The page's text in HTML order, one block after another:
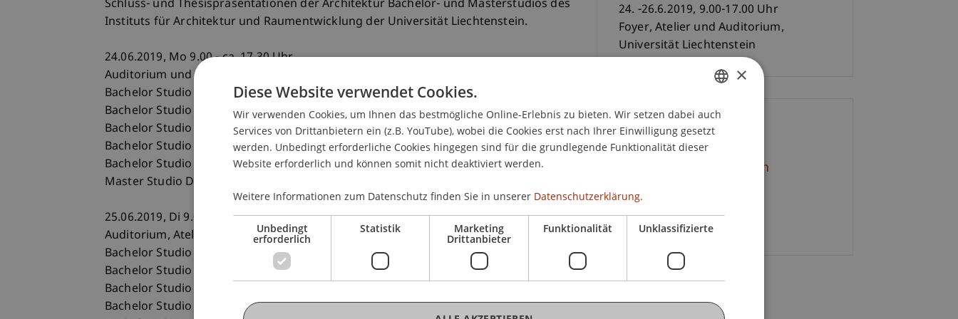
Schluss- und Thesispräsentationen der Architektur Bachelor- und Masterstudios des
Instituts für Architektur und Raumentwicklung der Universität Liechtenstein.
24.06.2019, Mo 9.00 - ca. 17.30 Uhr
Auditorium und Atelier, Universität Liechtenstein
Bachelor Studio Uli Mayer
Bachelor Studio Robert Mair
Bachelor Studio Erich Strolz
Bachelor Studio Julia Kick
Bachelor Studio Corinna Menn
Master Studio Dietrich Schwarz
25.06.2019, Di 9.00 - ca. 17.30 Uhr
Auditorium, Atelier und Foyer, Universität Liechtenstein
Bachelor Studio Thomas Keller
Bachelor Studio Robert Fabach
Bachelor Studio Urs Meister / Carmen Rist
Bachelor Studio Hugo Dworzak
24. -26.6.2019, 9.00-17.00 Uhr
Foyer, Atelier und Auditorium,
Universität Liechtenstein
Kontakt
MSc Arch
+43 650 990 48 85
E-Mail
GERMAN
ENGLISH
×
Diese Website verwendet Cookies.
Wir verwenden Cookies, um Ihnen das bestmögliche Online-Erlebnis zu bieten. Wir setzen dabei auch
Services von Drittanbietern ein (z.B. YouTube), wobei die Cookies erst nach Ihrer Einwilligung gesetzt
werden. Unbedingt erforderliche Cookies hingegen sind für die grundlegende Funktionalität dieser
Website erforderlich und können somit nicht deaktiviert werden.
Weitere Informationen zum Datenschutz finden Sie in unserer Datenschutzerklärung.
Unbedingt
erforderlich
Statistik Marketing
Drittanbieter
Funktionalität Unklassifizierte